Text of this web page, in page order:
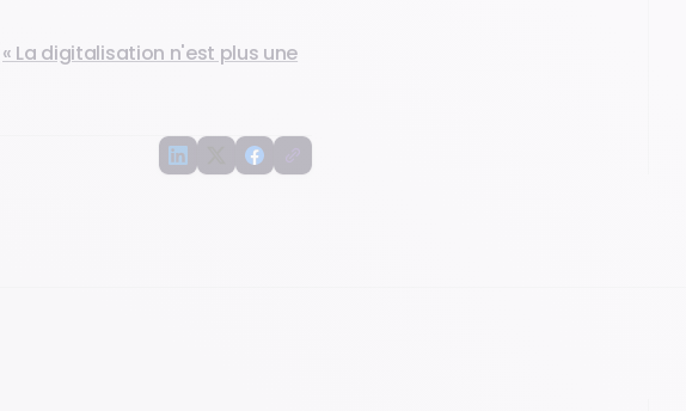
« La digitalisation n'est plus une